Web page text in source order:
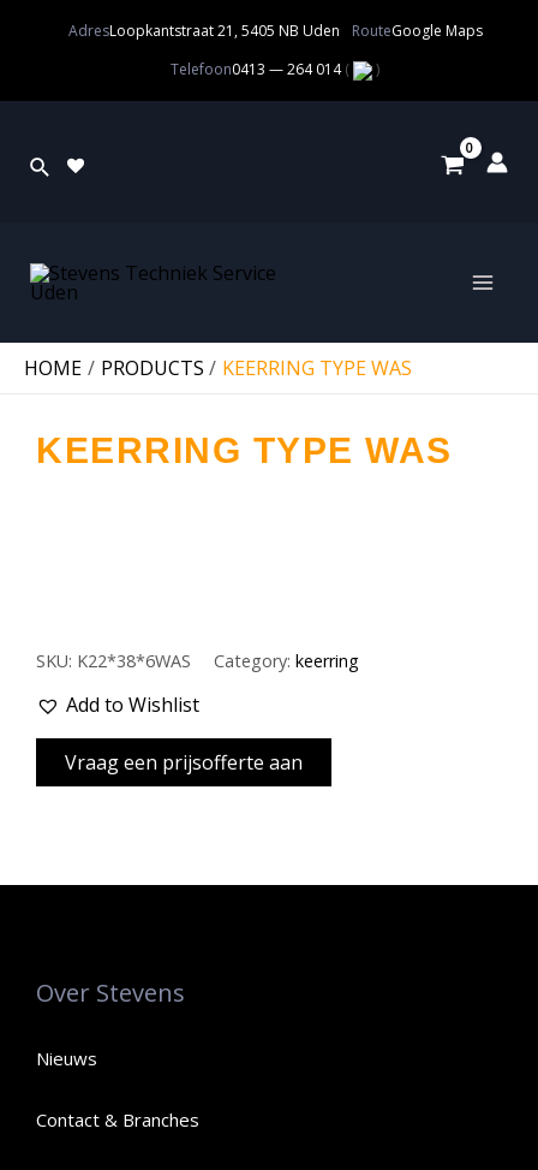
AdresLoopkantstraat 21, 5405 NB Uden RouteGoogle Maps
Telefoon0413 — 264 014( )
HOME PRODUCTS KEERRING TYPE WAS
KEERRING TYPE WAS
SKU: K22*38*6WAS Category: keerring
Add to Wishlist
Over Stevens
Nieuws
Contact & Branches